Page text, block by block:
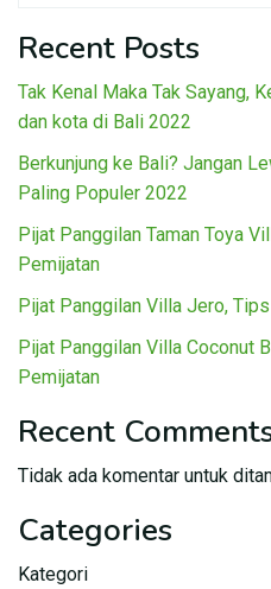
Recent Posts
Tak Kenal Maka Tak Sayang,
dan kota di Bali 2022
Berkunjung ke Bali? Jangan
Paling Populer 2022
Pijat Panggilan Taman Toya
Pemijatan
Pijat Panggilan Villa Jero,
Pijat Panggilan Villa Coconut
Pemijatan
Recent
Tidak ada komentar untuk
Categories
Kategori